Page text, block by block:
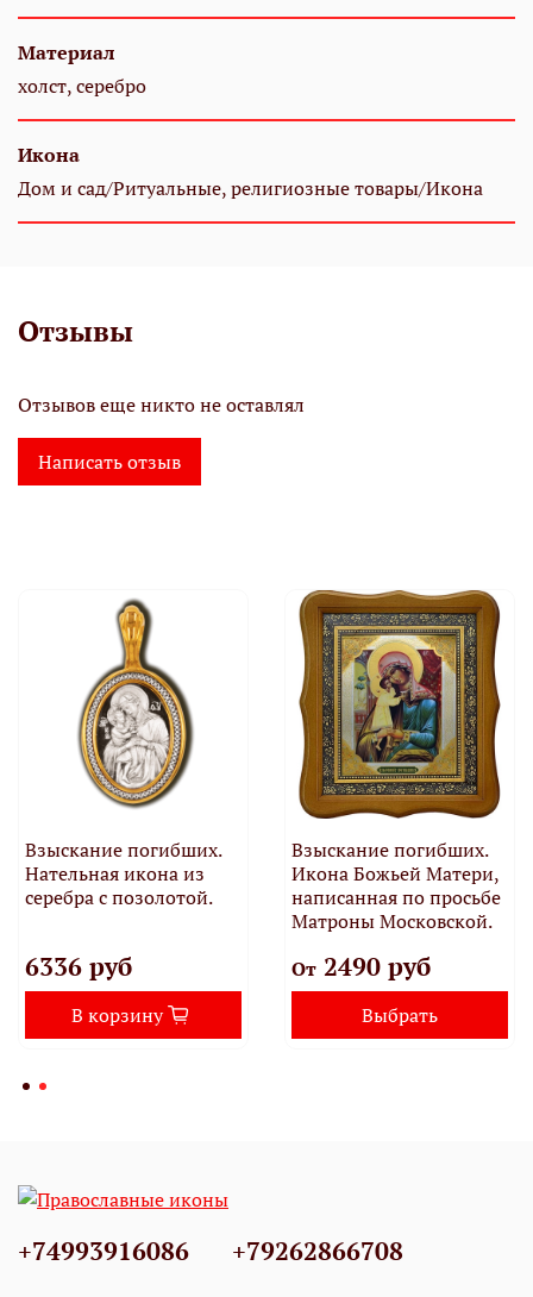
Материал
холст, серебро
Икона
Дом и сад/Ритуальные, религиозные товары/Икона
Отзывы
Отзывов еще никто не оставлял
Написать отзыв
Взыскание погибших.
Нательная икона из
серебра с позолотой.
6336 руб
В корзину
Взыскание погибших.
Икона Божьей Матери,
написанная по просьбе
Матроны Московской.
От2490 руб
Выбрать
+74993916086 +79262866708